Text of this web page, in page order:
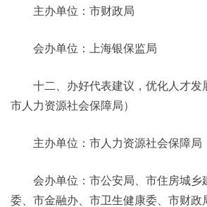
主办单位：市财政局
会办单位：上海银保监局
十二、办好代表建议，优化人才发
市人力资源社会保障局）
主办单位：市人力资源社会保障局
会办单位：市公安局、市住房城乡
委、市金融办、市卫生健康委、市财政